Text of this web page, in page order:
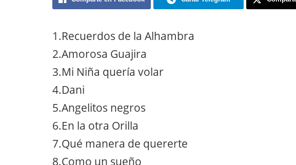
1.Recuerdos de la Alhambra
2.Amorosa Guajira
3.Mi Niña quería volar
4.Dani
5.Angelitos negros
6.En la otra Orilla
7.Qué manera de quererte
8.Como un sueño